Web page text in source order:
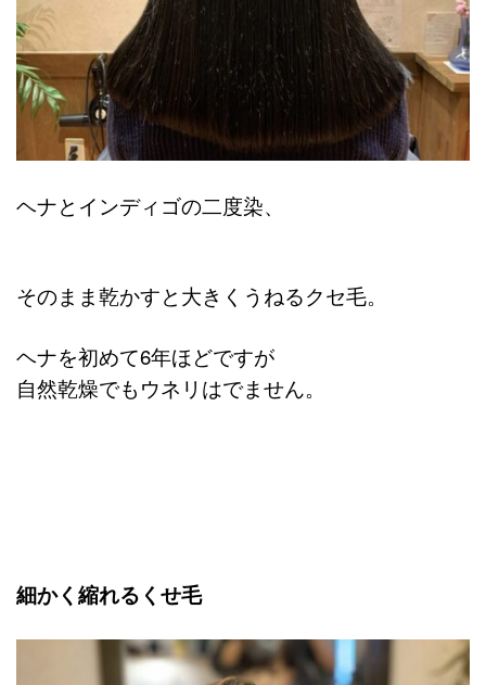
ヘナとインディゴの二度染、
そのまま乾かすと大きくうねるクセ毛。
ヘナを初めて6年ほどですが
自然乾燥でもウネリはでません。
細かく縮れるくせ毛